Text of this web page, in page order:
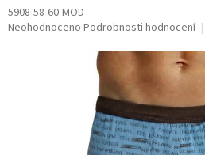
5908-58-60-MOD
Průměrné
Neohodnoceno Podrobnosti hodnocení